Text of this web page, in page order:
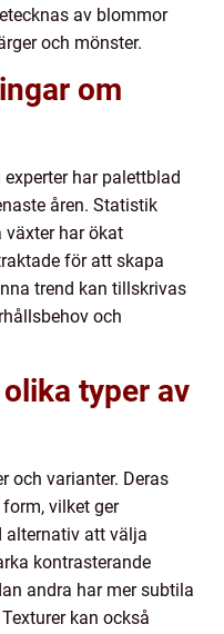
av blommor
och mönster.
om
har palettblad
åren. Statistik
har ökat
för att skapa
trend kan tillskrivas
och
typer av
och varianter. Deras
vilket ger
alternativ att välja
kontrasterande
andra har mer subtila
kan också